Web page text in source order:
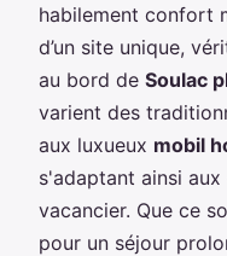
habilement confort
d’un site unique,
au bord de Soulac
varient des
aux luxueux mobil
s'adaptant ainsi
vacancier. Que ce
pour un séjour